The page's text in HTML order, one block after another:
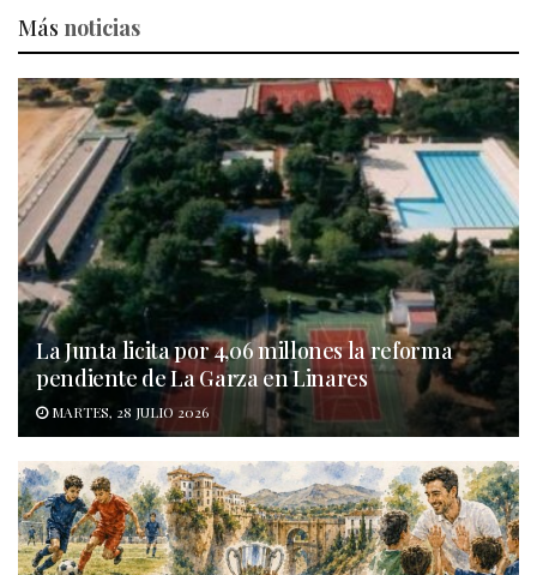
Más noticias
La Junta licita por 4,06 millones la reforma
pendiente de La Garza en Linares
MARTES, 28 JULIO 2026